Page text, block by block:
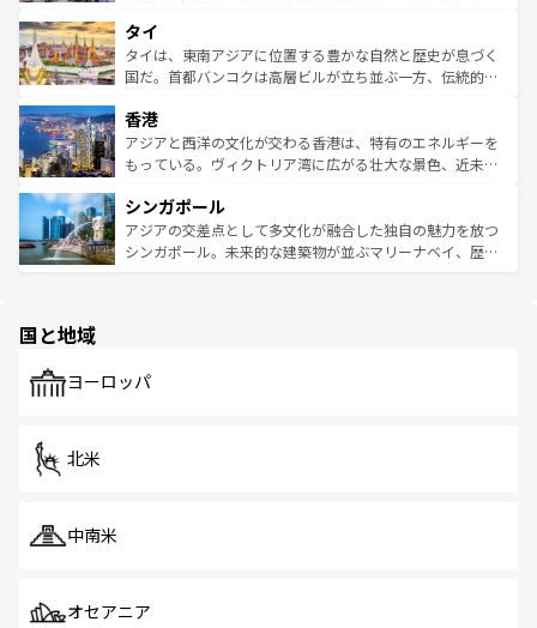
リティに包まれながら、韓国の多彩な魅力を心ゆくまで味
わってみてほしい。 なお、新着の韓国情報はコンテンツ一
覧を参照してほしい。
急速な発展と共に伝統が息づく。ハノイの古い町並みやホ
ーチミン市のフランス統治時代の建物も、独特の雰囲気を
醸し出している。また、バラエティの豊かさとおいしさで
とつ。フォーやバインミー、ベトナムコーヒーなどは、ぜ
ひ現地で味わいたい。どの地域を訪れてもあたたかい人々
が旅行者を迎えてくれるので、きっと忘れられない旅にな
参照してほしい。
タイ
タイは、東南アジアに位置する豊かな自然と歴史が息づく
国だ。首都バンコクは高層ビルが立ち並ぶ一方、伝統的な
の活気が交差している。北部ではチェンマイなどの山岳地
帯で自然と触れ合い、南部ではプーケットやクラビの美し
いビーチでリゾート気分を楽しむことができる。タイ料理
激する。気候は一年中温暖で、どの季節にも異なる楽しみ
が待っている。親しみやすいタイの人々、仏教を中心とし
た文化、そして多様な観光資源が、訪れる旅人を魅了し続
香港
アジアと西洋の文化が交わる香港は、特有のエネルギーを
もっている。ヴィクトリア湾に広がる壮大な景色、近未来
み、どこを訪れても感動するはず。観光スポットが密集し
ており、効率よく見どころを回れるのも魅力。息をのむよ
うな絶景から文化的な体験まで、香港を存分に楽しみ尽く
シンガポール
アジアの交差点として多文化が融合した独自の魅力を放つ
シンガポール。未来的な建築物が並ぶマリーナベイ、歴史
で、ホーカーズは地元の風情を楽しめる外せないスポット
国と地域
ヨーロッパ
北米
中南米
オセアニア